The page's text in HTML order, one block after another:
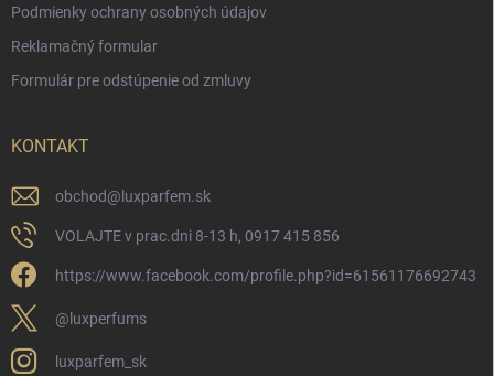
Podmienky ochrany osobných údajov
Reklamačný formular
Formulár pre odstúpenie od zmluvy
KONTAKT
obchod@ luxparfem.sk
VOLAJTE v prac.dni 8-13 h, 0917 415 856
https://www.facebook.com/profile.php?id=61561176692743
@luxperfums
luxparfem_sk